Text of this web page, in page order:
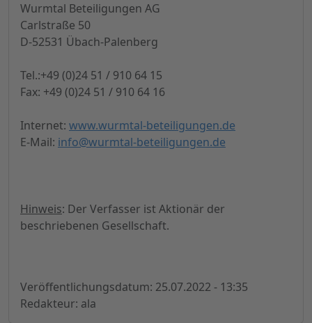
Wurmtal Beteiligungen AG
Carlstraße 50
D-52531 Übach-Palenberg
Tel.:+49 (0)24 51 / 910 64 15
Fax: +49 (0)24 51 / 910 64 16
Internet: www.wurmtal-beteiligungen.de
E-Mail: info@wurmtal-beteiligungen.de
Hinweis: Der Verfasser ist Aktionär der
beschriebenen Gesellschaft.
Veröffentlichungsdatum: 25.07.2022 - 13:35
Redakteur: ala